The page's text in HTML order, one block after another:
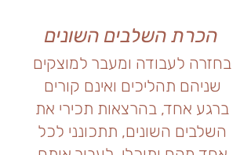
הכרת השלבים השונים
בחזרה לעבודה ומעבר למוצקים
שניהם תהליכים ואינם קורים
ברגע אחד, בהרצאות תכירי את
השלבים השונים, תתכונני לכל